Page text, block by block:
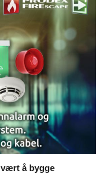
å bygge